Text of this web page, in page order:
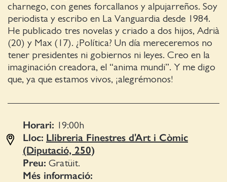
charnego, con genes forcallanos y alpujarreños. Soy
periodista y escribo en La Vanguardia desde 1984.
He publicado tres novelas y criado a dos hijos, Adrià
(20) y Max (17). ¿Política? Un día mereceremos no
tener presidentes ni gobiernos ni leyes. Creo en la
imaginación creadora, el “anima mundi”. Y me digo
que, ya que estamos vivos, ¡alegrémonos!
Horari: 19:00h
Lloc: Llibreria Finestres d'Art i Còmic
(Diputació, 250)
Preu: Gratüit.
Més informació: